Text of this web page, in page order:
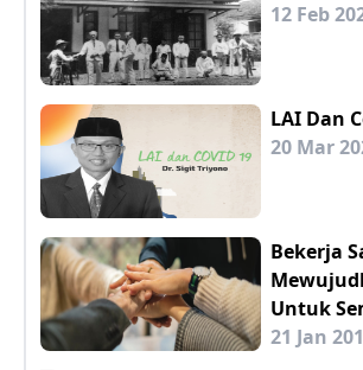
12 Feb
LAI Dan
20 Mar
Bekerja
Untuk
21 Jan